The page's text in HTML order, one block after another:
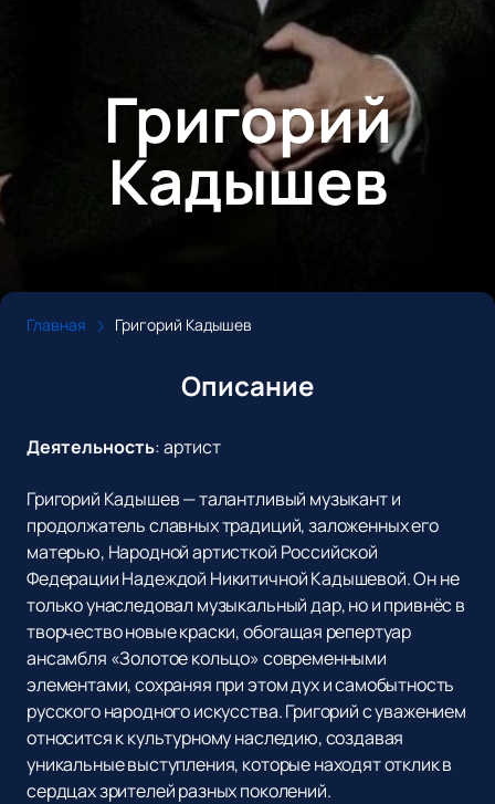
Григорий
Кадышев
Главная Григорий Кадышев
Описание
Деятельность:артист
Григорий Кадышев — талантливый музыкант и
продолжатель славных традиций, заложенных его
матерью, Народной артисткой Российской
Федерации Надеждой Никитичной Кадышевой. Он не
только унаследовал музыкальный дар, но и привнёс в
творчество новые краски, обогащая репертуар
ансамбля «Золотое кольцо» современными
элементами, сохраняя при этом дух и самобытность
русского народного искусства. Григорий с уважением
относится к культурному наследию, создавая
уникальные выступления, которые находят отклик в
сердцах зрителей разных поколений.